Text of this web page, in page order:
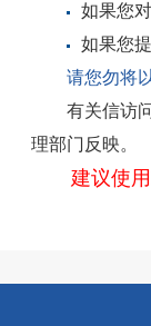
如果您
如果您
请您勿将
有关信访
理部门反映。
建议使